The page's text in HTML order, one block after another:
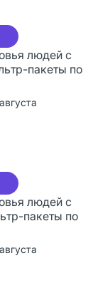
людей с
пакеты по
людей с
пакеты по